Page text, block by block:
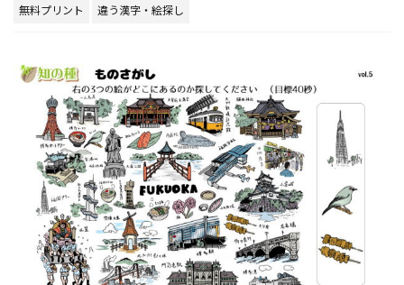
無料プリント 違う漢字・絵探し